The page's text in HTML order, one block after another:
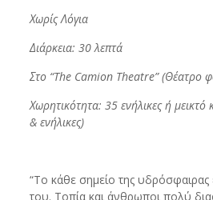
Χωρίς Λόγια
Διάρκεια: 30 λεπτά
Στο “The Camion Theatre” (Θέατρο
Χωρητικότητα: 35 ενήλικες ή
& ενήλικες)
“Το κάθε σημείο της υδρόσφαιρας
του. Τοπία και άνθρωποι πολύ